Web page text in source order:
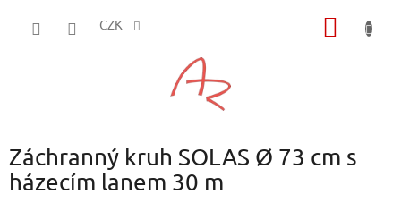
CZK
Záchranný kruh SOLAS Ø 73 cm s
házecím lanem 30 m